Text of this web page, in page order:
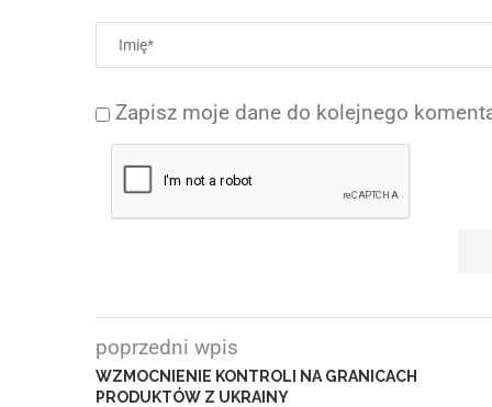
Zapisz moje dane do kolejnego
poprzedni wpis
WZMOCNIENIE KONTROLI NA GRANICACH
PRODUKTÓW Z UKRAINY